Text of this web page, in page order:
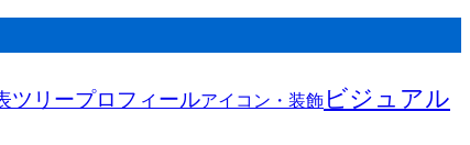
ツリープロフィールアイコン・装飾 ビジュアル